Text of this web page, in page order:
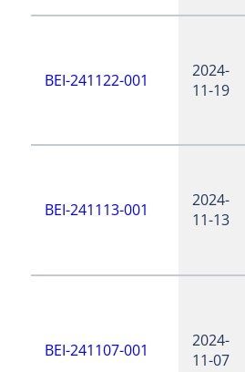
BEI-241122-001
2024-
11-19
BEI-241113-001
2024-
11-13
BEI-241107-001
2024-
11-07